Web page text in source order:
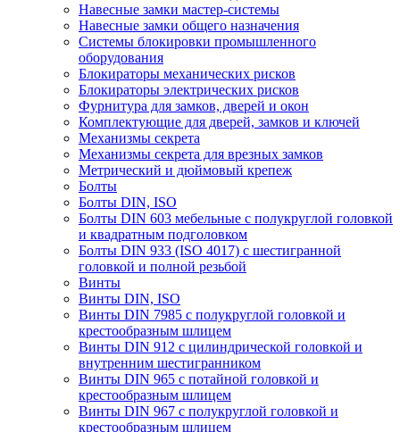
Навесные замки мастер-системы
Навесные замки общего назначения
Системы блокировки промышленного
оборудования
Блокираторы механических рисков
Блокираторы электрических рисков
Фурнитура для замков, дверей и окон
Комплектующие для дверей, замков и ключей
Механизмы секрета
Механизмы секрета для врезных замков
Метрический и дюймовый крепеж
Болты
Болты DIN, ISO
Болты DIN 603 мебельные с полукруглой головкой
и квадратным подголовком
Болты DIN 933 (ISO 4017) с шестигранной
головкой и полной резьбой
Винты
Винты DIN, ISO
Винты DIN 7985 с полукруглой головкой и
крестообразным шлицем
Винты DIN 912 с цилиндрической головкой и
внутренним шестигранником
Винты DIN 965 с потайной головкой и
крестообразным шлицем
Винты DIN 967 с полукруглой головкой и
крестообразным шлицем